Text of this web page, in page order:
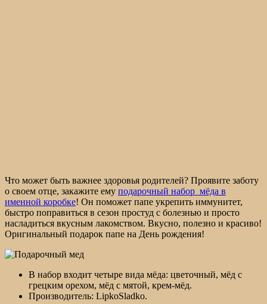
Что может быть важнее здоровья родителей? Проявите заботу
о своем отце, закажите ему подарочный набор мёда в
именной коробке! Он поможет папе укрепить иммунитет,
быстро поправиться в сезон простуд с болезнью и просто
насладиться вкусным лакомством. Вкусно, полезно и красиво!
Оригинальный подарок папе на День рождения!
В набор входит четыре вида мёда: цветочный, мёд с
грецким орехом, мёд с мятой, крем-мёд.
Производитель: LipkoSladko.